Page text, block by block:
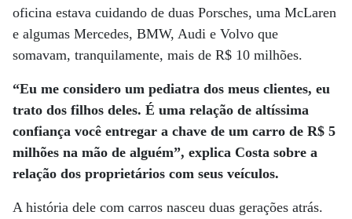
oficina estava cuidando de duas Porsches, uma McLaren
e algumas Mercedes, BMW, Audi e Volvo que
somavam, tranquilamente, mais de R$ 10 milhões.
“Eu me considero um pediatra dos meus clientes, eu
trato dos filhos deles. É uma relação de altíssima
confiança você entregar a chave de um carro de R$ 5
milhões na mão de alguém”, explica Costa sobre a
relação dos proprietários com seus veículos.
A história dele com carros nasceu duas gerações atrás.